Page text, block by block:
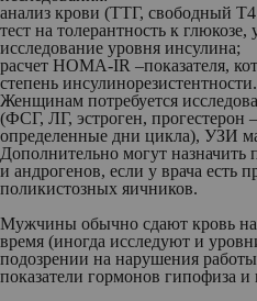
анализ крови (ТТГ, свободный
тест на толерантность к
исследование уровня инсулина;
расчет HOMA-IR –показателя,
степень инсулинорезистентности.
Женщинам потребуется
(ФСГ, ЛГ, эстроген, прогестерон
определенные дни цикла), УЗИ
Дополнительно могут назначить
и андрогенов, если у врача есть
поликистозных яичников.
Мужчины обычно сдают кровь
время (иногда исследуют и
подозрении на нарушения
показатели гормонов гипофиза и